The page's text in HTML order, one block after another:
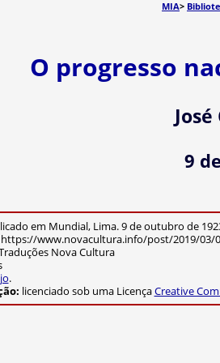
MIA>
O progresso
9
em Mundial, Lima. 9 de outubro de
www.novacultura.info/post/2019/03/
Nova Cultura
.
licenciado sob uma LicençaCreative